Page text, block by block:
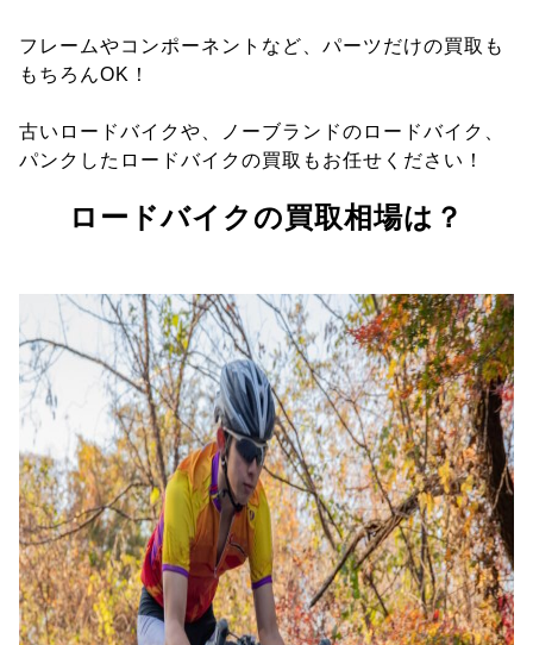
フレームやコンポーネントなど、パーツだけの買取も
もちろんOK！
古いロードバイクや、ノーブランドのロードバイク、
パンクしたロードバイクの買取もお任せください！
ロードバイクの買取相場は？